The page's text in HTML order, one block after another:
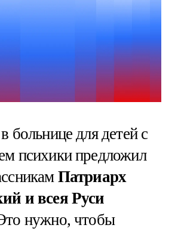
больнице для детей с
психики предложил
Патриарх
и всея Руси
нужно, чтобы